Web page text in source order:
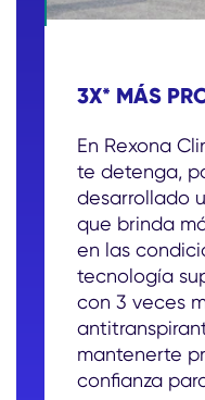
3X* MÁS
En Rexona
te detenga,
desarrollado
que brinda
en las
tecnología
con 3 veces
mantenerte
confianza